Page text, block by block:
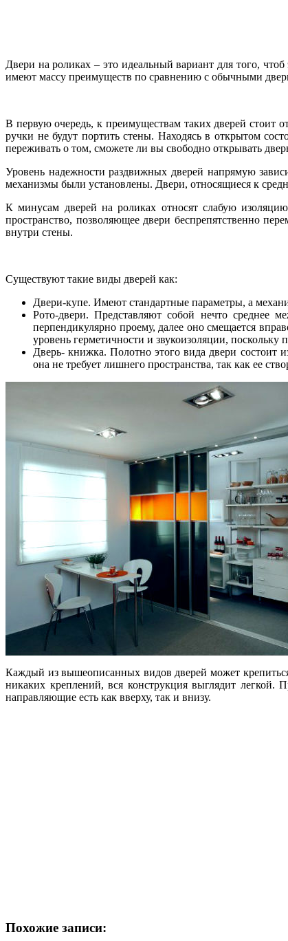
Двери на роликах – это идеальный вариант для того,
имеют массу преимуществ по сравнению с обычными
В первую очередь, к преимуществам таких дверей стоит
ручки не будут портить стены. Находясь в открытом
переживать о том, сможете ли вы свободно открывать
Уровень надежности раздвижных дверей напрямую
механизмы были установлены. Двери, относящиеся к
К минусам дверей на роликах относят слабую
пространство, позволяющее двери беспрепятственно
внутри стены.
Существуют такие виды дверей как:
Двери-купе. Имеют стандартные параметры, а
Рото-двери. Представляют собой нечто среднее
перпендикулярно проему, далее оно смещается
уровень герметичности и звукоизоляции,
Дверь- книжка. Полотно этого вида двери состоит
она не требует лишнего пространства, так как ее
Каждый из вышеописанных видов дверей может
никаких креплений, вся конструкция выглядит
направляющие есть как вверху, так и внизу.
Похожие записи: